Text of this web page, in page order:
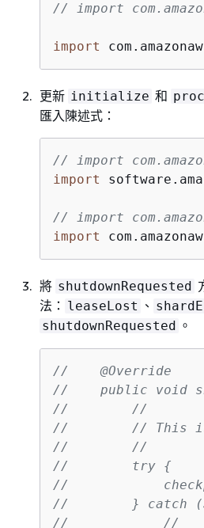
// import
import
更新 initialize 和
匯入陳述式：
// import
import
// import
import
將 shutdownRequested
法： leaseLost 、
shutdownRequested 。
//    @Override
//    public void
//        //
//        // This is
//        //
//        try {
//
//        } catch
//            //